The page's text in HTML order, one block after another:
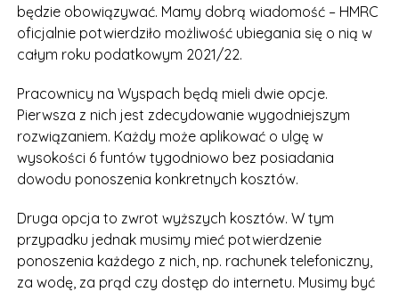
będzie obowiązywać. Mamy dobrą wiadomość – HMRC
oficjalnie potwierdziło możliwość ubiegania się o nią w
całym roku podatkowym 2021/22.
Pracownicy na Wyspach będą mieli dwie opcje.
Pierwsza z nich jest zdecydowanie wygodniejszym
rozwiązaniem. Każdy może aplikować o ulgę w
wysokości 6 funtów tygodniowo bez posiadania
dowodu ponoszenia konkretnych kosztów.
Druga opcja to zwrot wyższych kosztów. W tym
przypadku jednak musimy mieć potwierdzenie
ponoszenia każdego z nich, np. rachunek telefoniczny,
za wodę, za prąd czy dostęp do internetu. Musimy być